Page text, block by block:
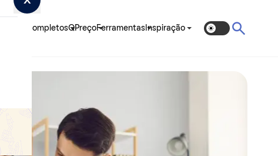
Guias CompletosQPreçoFerramentas Inspiração